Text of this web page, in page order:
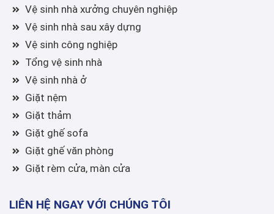
Vệ sinh nhà xưởng chuyên nghiệp
Vệ sinh nhà sau xây dựng
Vệ sinh công nghiệp
Tổng vệ sinh nhà
Vệ sinh nhà ở
Giặt nệm
Giặt thảm
Giặt ghế sofa
Giặt ghế văn phòng
Giặt rèm cửa, màn cửa
LIÊN HỆ NGAY VỚI CHÚNG TÔI